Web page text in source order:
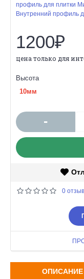
профиль для плитки
Внутренний профиль
1200₽
цена только для
Высота
10мм
-
0
ОПИСАНИЕ